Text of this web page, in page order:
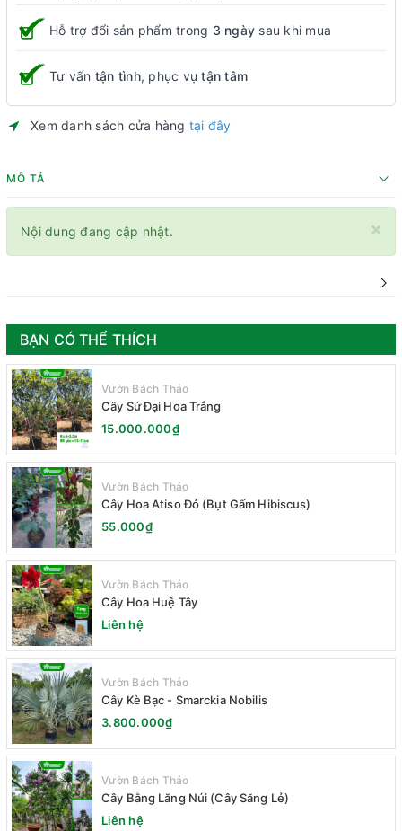
Hỗ trợ đổi sản phẩm trong 3 ngày sau khi mua
Tư vấn tận tình, phục vụtận tâm
Xem danh sách cửa hàng tại đây
MÔ TẢ
×
Nội dung đang cập nhật.
BẠN CÓ THỂ THÍCH
Vườn Bách Thảo
Cây Sứ Đại Hoa Trắng
15.000.000₫
Vườn Bách Thảo
Cây Hoa Atiso Đỏ (Bụt Gấm Hibiscus)
55.000₫
Vườn Bách Thảo
Cây Hoa Huệ Tây
Liên hệ
Vườn Bách Thảo
Cây Kè Bạc - Smarckia Nobilis
3.800.000₫
Vườn Bách Thảo
Cây Bằng Lăng Núi (Cây Săng Lẻ)
Liên hệ